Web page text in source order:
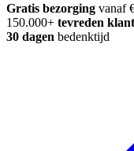
Gratis bezorging vanaf
150.000+ tevreden
30 dagen bedenktijd